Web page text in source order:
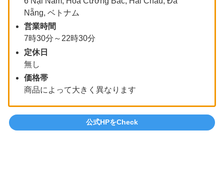
Nẵng, ベトナム
営業時間
7時30分～22時30分
定休日
無し
価格帯
商品によって大きく異なります
公式HPをCheck